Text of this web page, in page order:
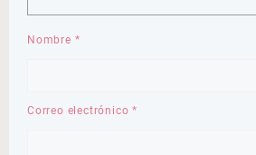
Nombre *
Correo electrónico*